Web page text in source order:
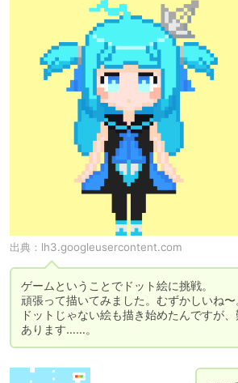
出典： lh3.googleusercontent.com
ゲームということでドット絵に挑戦。
頑張って描いてみました。むずかしいね〜
ドットじゃない絵も描き始めたんですが
あります……。